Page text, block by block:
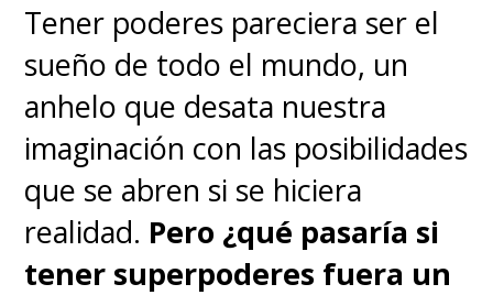
Tener poderes pareciera ser el
sueño de todo el mundo, un
anhelo que desata nuestra
imaginación con las posibilidades
que se abren si se hiciera
realidad. Pero ¿qué pasaría si
tener superpoderes fuera un